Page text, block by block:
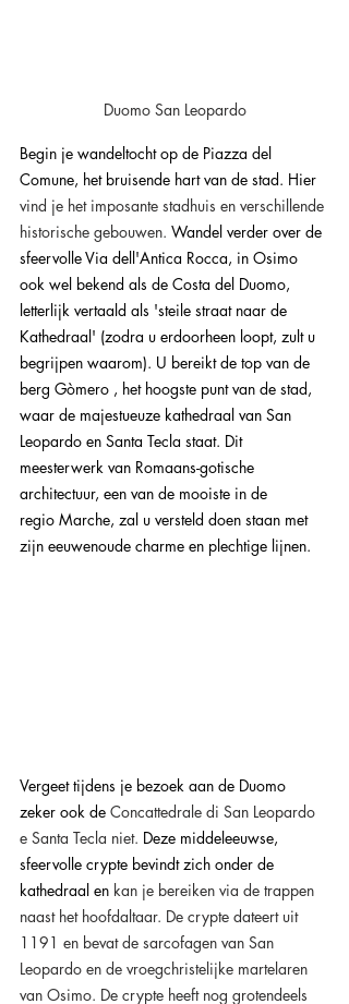
Duomo San Leopardo
Begin je wandeltocht op de Piazza del
Comune, het bruisende hart van de stad. Hier
vind je het imposante stadhuis en verschillende
historische gebouwen. Wandel verder over de
sfeervolle Via dell'Antica Rocca, in Osimo
ook wel bekend als de Costa del Duomo,
letterlijk vertaald als 'steile straat naar de
Kathedraal' (zodra u erdoorheen loopt, zult u
begrijpen waarom). U bereikt de top van de
berg Gòmero , het hoogste punt van de stad,
waar de majestueuze kathedraal van San
Leopardo en Santa Tecla staat. Dit
meesterwerk van Romaans-gotische
architectuur, een van de mooiste in de
regio Marche, zal u versteld doen staan ​​met
zijn eeuwenoude charme en plechtige lijnen.
Vergeet tijdens je bezoek aan de Duomo
zeker ook de Concattedrale di San Leopardo
e Santa Tecla niet. Deze middeleeuwse,
sfeervolle crypte bevindt zich onder de
kathedraal en kan je bereiken via de trappen
naast het hoofdaltaar. De crypte dateert uit
1191 en bevat de sarcofagen van San
Leopardo en de vroegchristelijke martelaren
van Osimo. De crypte heeft nog grotendeels